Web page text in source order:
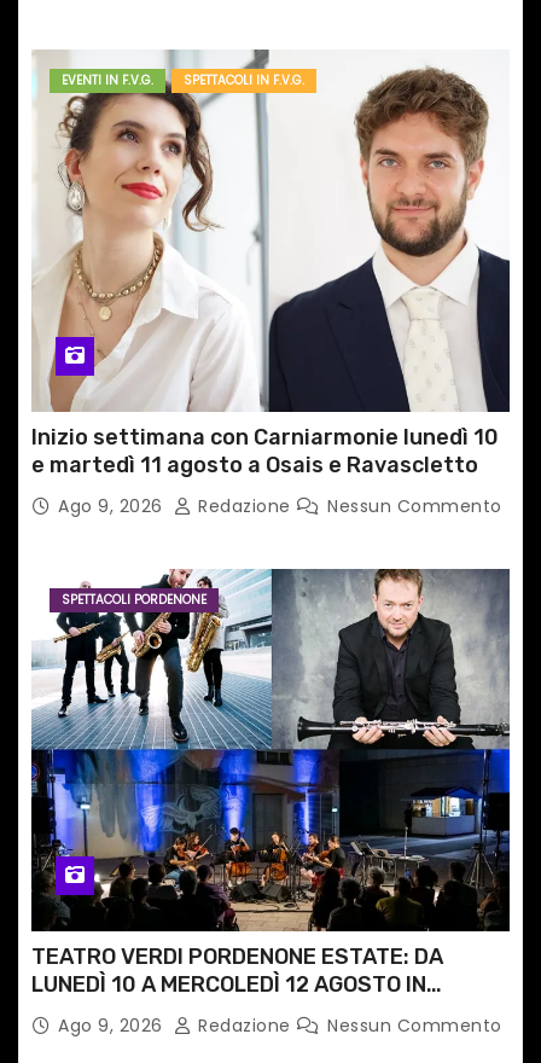
EVENTI IN F.V.G. SPETTACOLI IN F.V.G.
Inizio settimana con Carniarmonie lunedì 10
e martedì 11 agosto a Osais e Ravascletto
Ago 9, 2026 Redazione Nessun Commento
SPETTACOLI PORDENONE
TEATRO VERDI PORDENONE ESTATE: DA
LUNEDÌ 10 A MERCOLEDÌ 12 AGOSTO IN
PIAZZETTA PESCHERIA TORNANO LE MUSIC
NIGHTS
Ago 9, 2026 Redazione Nessun Commento